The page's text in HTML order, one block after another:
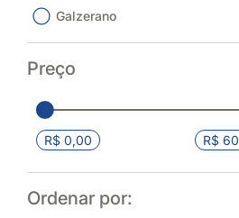
Galzerano
Preço
R$ 0,00 R$
Ordenar por: